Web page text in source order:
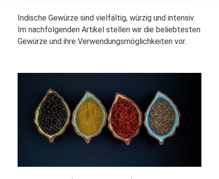
Indische Gewürze sind vielfältig, würzig und intensiv.
Im nachfolgenden Artikel stellen wir die beliebtesten
Gewürze und ihre Verwendungsmöglichkeiten vor.